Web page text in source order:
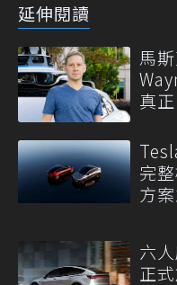
延伸閱讀
馬
真
完
方
六
正